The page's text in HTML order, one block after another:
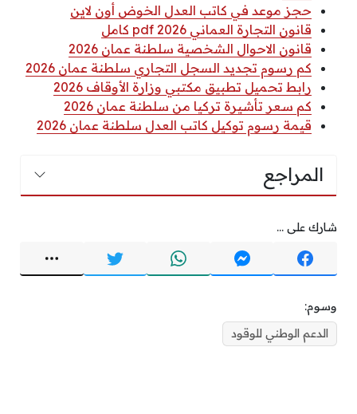
حجز موعد في كاتب العدل الخوض أون لاين
قانون التجارة العماني 2026 pdf كامل
قانون الاحوال الشخصية سلطنة عمان 2026
كم رسوم تجديد السجل التجاري سلطنة عمان 2026
رابط تحميل تطبيق مكتبي وزارة الأوقاف 2026
كم سعر تأشيرة تركيا من سلطنة عمان 2026
قيمة رسوم توكيل كاتب العدل سلطنة عمان 2026
المراجع
شارك على ...
وسوم:
الدعم الوطني للوقود